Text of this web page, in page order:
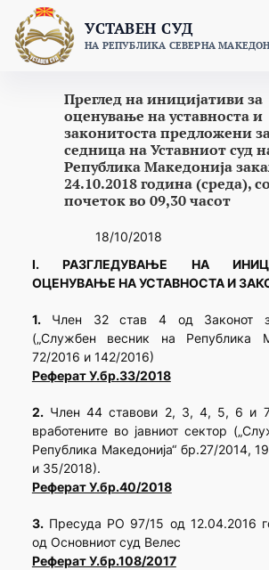
content
УСТАВЕН СУД
НА РЕПУБЛИКА СЕВЕРНА
Преглед на иницијативи за
оценување на уставноста и
законитоста предложени
седница на Уставниот суд
Република Македонија
24.10.2018 година (среда), со
почеток во 09,30 часот
18/10/2018
I. РАЗГЛЕДУВАЊЕ НА
ОЦЕНУВАЊЕ НА УСТАВНОСТА И
1.Член 32 став 4 од Законот
(„Службен весник на Република
72/2016 и 142/2016)
Реферат У.бр.33/2018
2.Член 44 ставoви 2, 3, 4, 5, 6 и 7
вработените во јавниот сектор
Република Македонија“ бр.27/2014,
и 35/2018).
Реферат У.бр.40/2018
3.Пресуда РО 97/15 од 12.04.2016
од Основниот суд Велес
Реферат У.бр.108/2017